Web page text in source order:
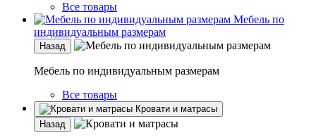
Все товары
Мебель по
индивидуальным размерам
Назад
Мебель по индивидуальным размерам
Все товары
Кровати и матрасы
Назад